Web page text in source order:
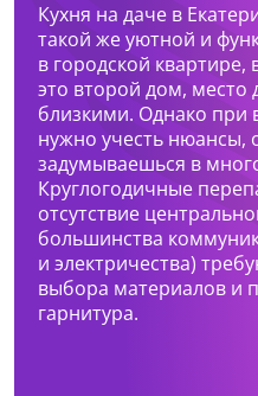
Кухня на даче в
такой же уютной и
в городской
это второй дом, место
близкими. Однако при
нужно учесть нюансы,
задумываешься в
Круглогодичные
отсутствие
большинства
и электричества)
выбора материалов и
гарнитура.
Екатеринбург, ул.
+7 (969) 999-24-85
Перейти
Екатеринбург, ул.
+7 (969) 777-61-44
Перейти
Как к Вам
Телефон
Какая мебель вас